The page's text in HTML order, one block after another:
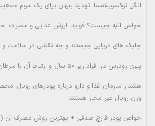
انگل توکسوپلاسما؛ تهدید پنهان برای یک سوم
خواص انبه چیست؟ فواید، ارزش غذایی و مضرات
جلبک های دریایی چیستند و چه نقشی در سلامت و
پیری زودرس در افراد زیر 50 سال و ارتباط آن با سرطان
هشدار سازمان غذا و دارو درباره پودرهای رویال؛
وزن رویال غیر مجاز هستند
خواص پودر قارچ صدفی + بهترین روش مصرف آن